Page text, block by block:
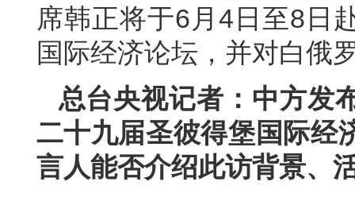
席韩正将于6月4日至8日
国际经济论坛，并对白俄
总台央视记者：中方发
二十九届圣彼得堡国际经
言人能否介绍此访背景、